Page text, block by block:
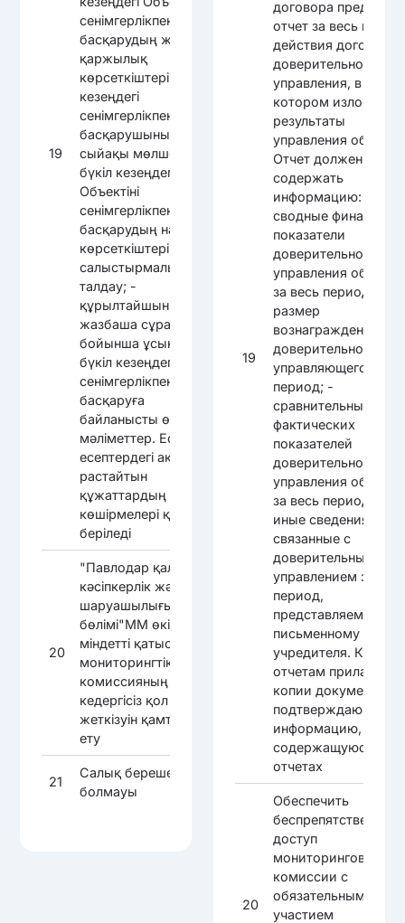
19
сенімгерлікпен
басқарудың жиынтық
қаржылық
көрсеткіштері; - бүкіл
кезеңдегі
сенімгерлікпен
басқарушының
сыйақы мөлшері; -
бүкіл кезеңдегі
Объектіні
сенімгерлікпен
басқарудың нақты
көрсеткіштерін
салыстырмалы
талдау; -
құрылтайшының
жазбаша сұрау салуы
бойынша ұсынылатын
бүкіл кезеңдегі
сенімгерлікпен
басқаруға
байланысты өзге де
мәліметтер. Есептерге
есептердегі ақпаратты
растайтын
құжаттардың
көшірмелері қоса
беріледі
20
"Павлодар қаласының
кәсіпкерлік және ауыл
шаруашылығы
бөлімі"ММ өкілдерінің
міндетті қатысуымен
мониторингтік
комиссияның
кедергісіз қол
жеткізуін қамтамасыз
ету
21
Салық берешегінің
болмауы
19
договора
отчет за весь
действия договора
доверительного
управления, в
котором изложить
результаты
управления
Отчет должен
содержать
информацию: -
сводные
показатели
доверительного
управления
за весь период; -
размер
вознаграждения
доверительного
управляющего за
период; -
сравнительный
фактических
показателей
доверительного
управления
за весь период; -
иные сведения,
связанные с
доверительным
управлением за
период,
представляемые по
письменному
учредителя. К
отчетам
копии документов,
подтверждающих
информацию,
содержащуюся в
отчетах
20
Обеспечить
беспрепятственный
доступ
мониторинговой
комиссии с
обязательным
участием